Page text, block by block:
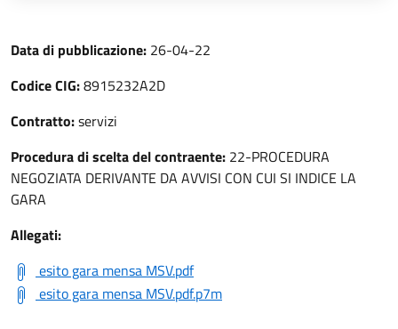
Data di pubblicazione: 26-04-22
Codice CIG:8915232A2D
Contratto:servizi
Procedura di scelta del contraente: 22-PROCEDURA
NEGOZIATA DERIVANTE DA AVVISI CON CUI SI INDICE LA
GARA
Allegati:
esito gara mensa MSV.pdf
esito gara mensa MSV.pdf.p7m